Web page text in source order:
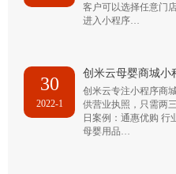
客户可以选择任意门
进入小程序…
30
2022-1
创米云母婴商城小
创米云专注小程序商
供营业执照，只需两
日案例：通惠优购 行
母婴用品…